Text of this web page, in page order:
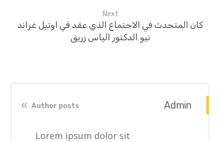
Next
كان المتحدث في الاجتماع الذي عقد في اوتيل غراند
نيو الدكتور الياس زريق
Admin
Author posts
Lorem ipsum dolor sit